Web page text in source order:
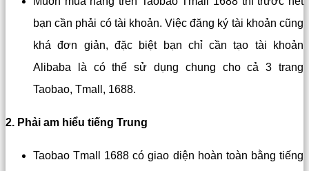
bạn cần phải có tài khoản. Việc đăng ký tài khoản cũng
khá đơn giản, đặc biệt bạn chỉ cần tạo tài khoản
Alibaba là có thể sử dụng chung cho cả 3 trang
Taobao, Tmall, 1688.
2. Phải am hiểu tiếng Trung
Taobao Tmall 1688 có giao diện hoàn toàn bằng tiếng